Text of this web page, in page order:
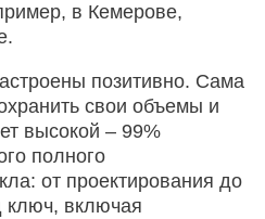
в Кемерове,
позитивно. Сама
свои объемы и
высокой – 99%
полного
от проектирования до
ключ, включая